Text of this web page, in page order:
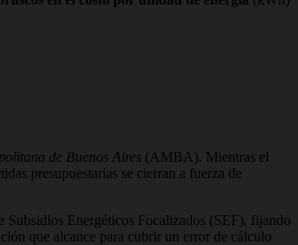
de Buenos Aires (AMBA). Mientras el
presupuestarias se cierran a fuerza de
Subsidios Energéticos Focalizados (SEF), fijando
que alcance para cubrir un error de cálculo